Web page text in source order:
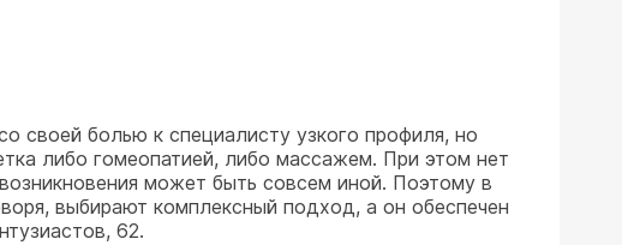
своей болью к специалисту узкого профиля, но
либо гомеопатией, либо массажем. При этом нет
может быть совсем иной. Поэтому в
выбирают комплексный подход, а он обеспечен
62.